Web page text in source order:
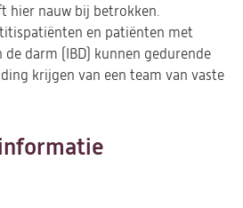
hier nauw bij betrokken.
en patiënten met
darm (IBD) kunnen gedurende
krijgen van een team van vaste